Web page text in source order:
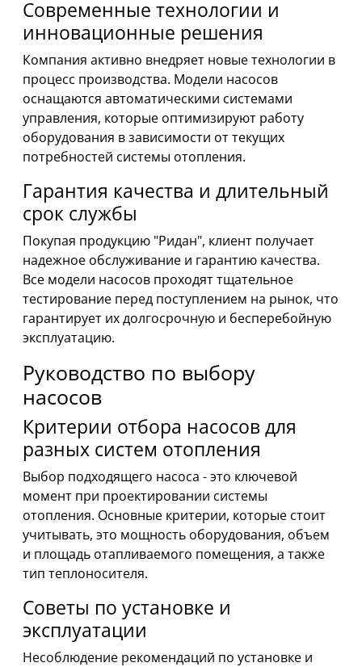
Современные технологии и
инновационные решения
Компания активно внедряет новые технологии в
процесс производства. Модели насосов
оснащаются автоматическими системами
управления, которые оптимизируют работу
оборудования в зависимости от текущих
потребностей системы отопления.
Гарантия качества и длительный
срок службы
Покупая продукцию "Ридан", клиент получает
надежное обслуживание и гарантию качества.
Все модели насосов проходят тщательное
тестирование перед поступлением на рынок, что
гарантирует их долгосрочную и бесперебойную
эксплуатацию.
Руководство по выбору
насосов
Критерии отбора насосов для
разных систем отопления
Выбор подходящего насоса - это ключевой
момент при проектировании системы
отопления. Основные критерии, которые стоит
учитывать, это мощность оборудования, объем
и площадь отапливаемого помещения, а также
тип теплоносителя.
Советы по установке и
эксплуатации
Несоблюдение рекомендаций по установке и